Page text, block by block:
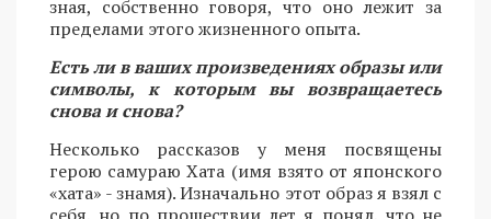
зная, собственно говоря, что оно лежит за
пределами этого жизненного опыта.
Есть ли в ваших произведениях образы или
символы, к которым вы возвращаетесь
снова и снова?
Несколько рассказов у меня посвящены
герою самураю Хата (имя взято от японского
«хата» - знамя). Изначально этот образ я взял с